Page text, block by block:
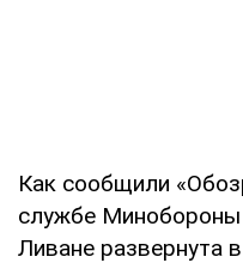
Как сообщили
службе
Ливане развернута